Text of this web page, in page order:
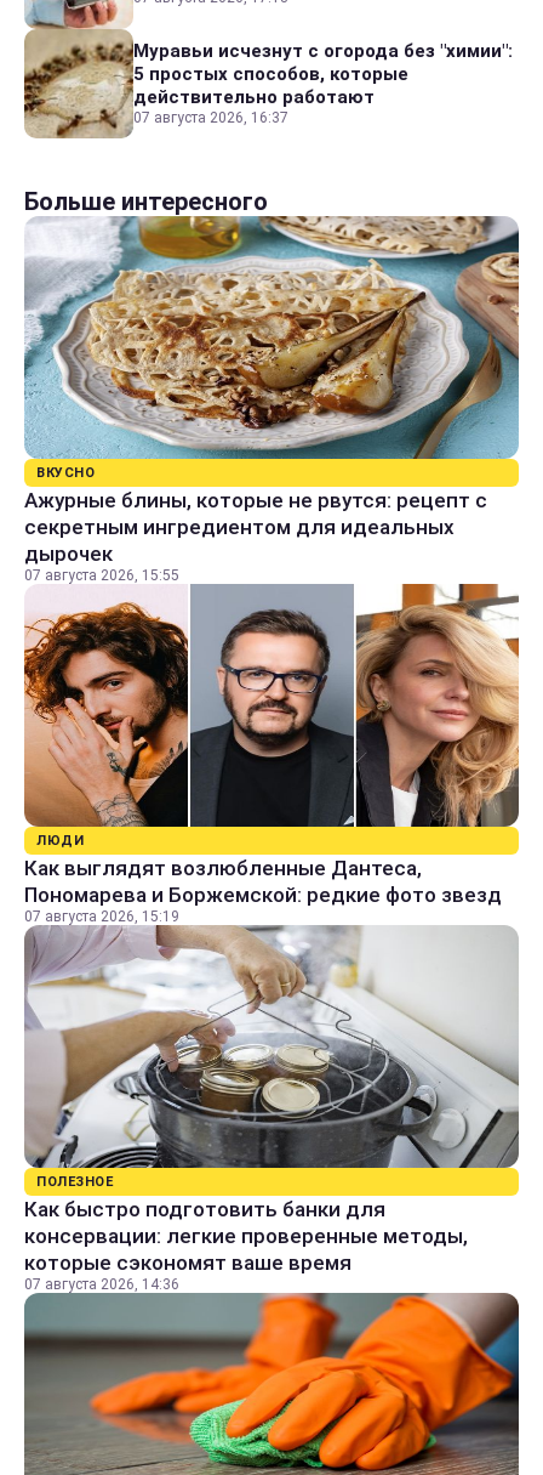
Муравьи исчезнут с огорода без "химии":
5 простых способов, которые
действительно работают
07 августа 2026, 16:37
Больше интересного
ВКУСНО
Ажурные блины, которые не рвутся: рецепт с
секретным ингредиентом для идеальных
дырочек
07 августа 2026, 15:55
ЛЮДИ
Как выглядят возлюбленные Дантеса,
Пономарева и Боржемской: редкие фото звезд
07 августа 2026, 15:19
ПОЛЕЗНОЕ
Как быстро подготовить банки для
консервации: легкие проверенные методы,
которые сэкономят ваше время
07 августа 2026, 14:36